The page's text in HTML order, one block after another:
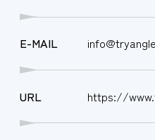
E-MAIL
URL https://